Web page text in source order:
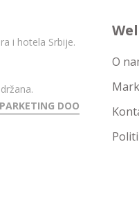
i hotela Srbije.
DOO
O